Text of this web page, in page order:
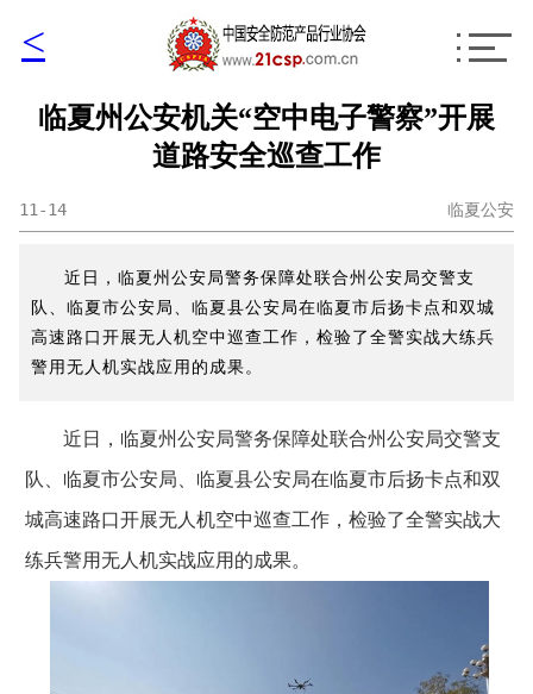
<
临夏州公安机关“空中电子警察”开展
道路安全巡查工作
11-14 临夏公安
近日，临夏州公安局警务保障处联合州公安局交警支
队、临夏市公安局、临夏县公安局在临夏市后扬卡点和双城
高速路口开展无人机空中巡查工作，检验了全警实战大练兵
警用无人机实战应用的成果。
近日，临夏州公安局警务保障处联合州公安局交警支
队、临夏市公安局、临夏县公安局在临夏市后扬卡点和双
城高速路口开展无人机空中巡查工作，检验了全警实战大
练兵警用无人机实战应用的成果。